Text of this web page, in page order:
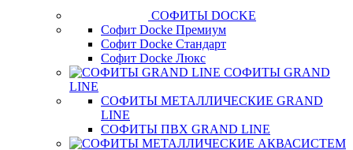
СОФИТЫ DOCKE
Софит Docke Премиум
Софит Docke Стандарт
Софит Docke Люкс
СОФИТЫ GRAND
LINE
СОФИТЫ МЕТАЛЛИЧЕСКИЕ GRAND
LINE
СОФИТЫ ПВХ GRAND LINE